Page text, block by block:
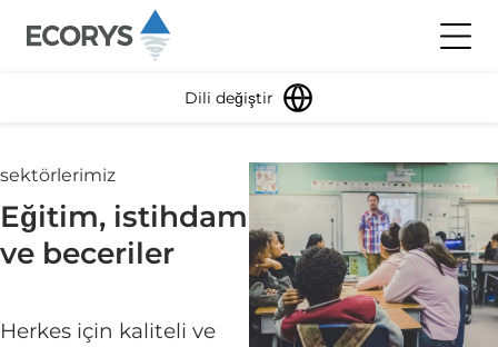
Dili değiştir
sektörlerimiz
Eğitim, istihdam
ve beceriler
Herkes için kaliteli ve